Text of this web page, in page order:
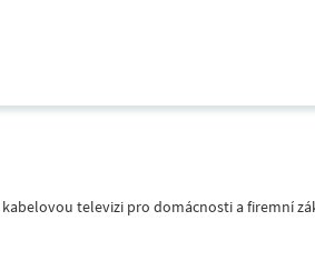
televizi pro domácnosti a firemní